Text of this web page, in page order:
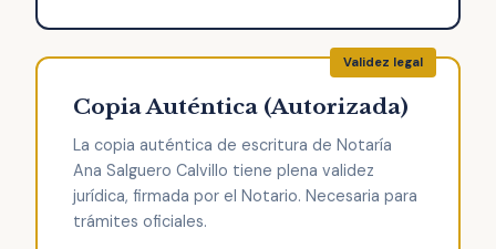
Copia Auténtica (Autorizada)
La copia auténtica de escritura de Notaría
Ana Salguero Calvillo tiene plena validez
jurídica, firmada por el Notario. Necesaria para
trámites oficiales.